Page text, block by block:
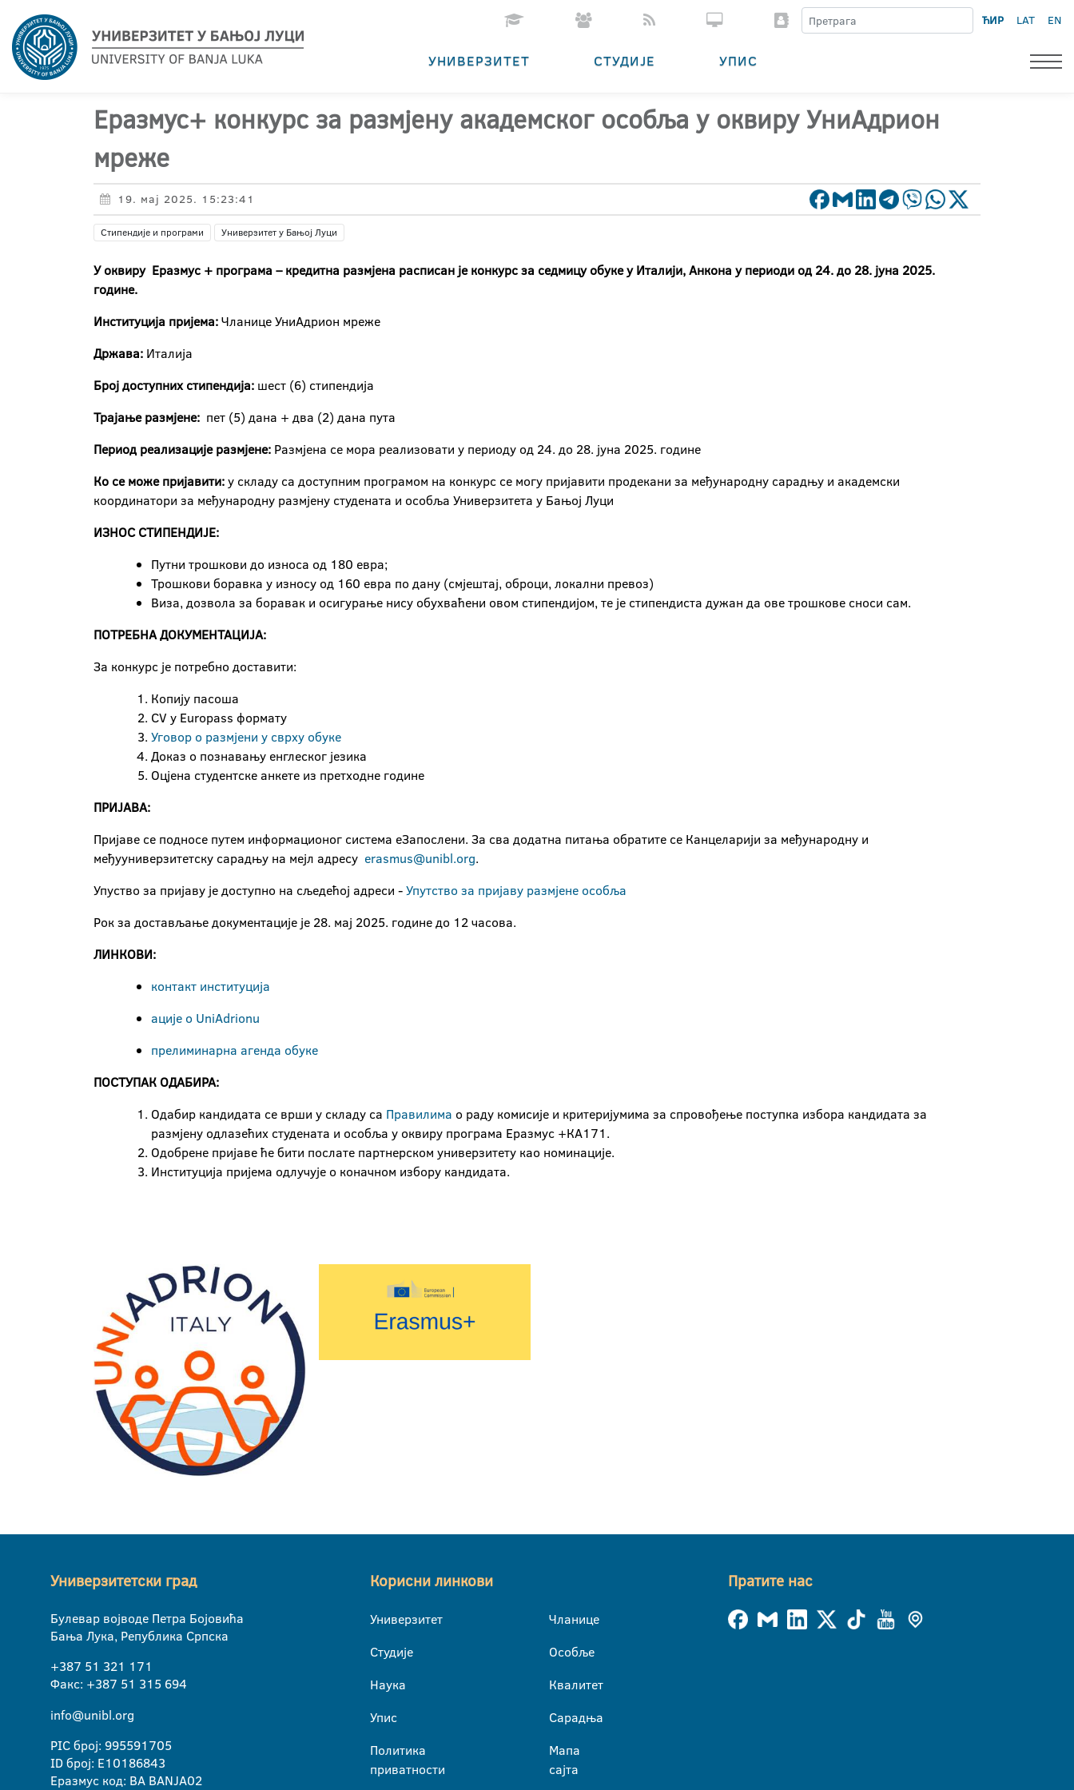
ЋИР LAT EN
УНИВЕРЗИТЕТ СТУДИЈЕ УПИС
Еразмус+ конкурс за размјену академског особља у оквиру УниАдрион
мреже
19. мај 2025. 15:23:41
Стипендије и програми Универзитет у Бањој Луци
У оквиру Еразмус + програма – кредитна размјена расписан је конкурс за седмицу обуке у Италији, Анкона у периоди од 24. до 28. јуна 2025.
године.
Институција пријема:Чланице УниАдрион мреже
Држава: Италија
Број доступних стипендија: шест (6) стипендија
Трајање размјене: пет (5) дана + два (2) дана пута
Период реализације размјене: Размјена се мора реализовати у периоду од 24. до 28. јуна 2025. године
Ко се може пријавити:у складу са доступним програмом на конкурс се могу пријавити продекани за међународну сарадњу и академски
координатори за међународну размјену студената и особља Универзитета у Бањој Луци
ИЗНОС СТИПЕНДИЈЕ:
Путни трошкови до износа од 180 евра;
Трошкови боравка у износу од 160 евра по дану (смјештај, оброци, локални превоз)
Виза, дозвола за боравак и осигурање нису обухваћени овом стипендијом, те је стипендиста дужан да ове трошкове сноси сам.
ПОТРЕБНА ДОКУМЕНТАЦИЈА:
За конкурс је потребно доставити:
Копију пасоша
CV у Europass формату
Уговор о размјени у сврху обуке
Доказ о познавању енглеског језика
Оцјена студентске анкете из претходне године
ПРИЈАВА:
Пријаве се подносе путем информационог система еЗапослени. За сва додатна питања обратите се Канцеларији за међународну и
међууниверзитетску сарадњу на мејл адресу erasmus@unibl.org.
Упуство за пријаву је доступно на сљедећој адреси -Упутство за пријаву размјене особља
Рок за достављање документације је 28. мај 2025. године до 12 часова.
ЛИНКОВИ:
контакт институција
aције о UniAdrionu
прелиминарна агенда обуке
ПОСТУПАК ОДАБИРА:
Одабир кандидата се врши у складу са Правилима о раду комисије и критеријумима за спровођење поступка избора кандидата за
размјену одлазећих студената и особља у оквиру програма Еразмус +КА171.
Одобрене пријаве ће бити послате партнерском универзитету као номинације.
Институција пријема одлучује о коначном избору кандидата.
Универзитетски град
Булевар војводе Петра Бојовића
Бања Лука, Република Српска
+387 51 321 171
Факс: +387 51 315 694
info@unibl.org
PIC број: 995591705
ID број: E10186843
Еразмус код: BA BANJA02
Корисни линкови
Универзитет
Студије
Наука
Упис
Политика
приватности
Чланице
Особље
Квалитет
Сарадња
Мапа
сајта
Пратите нас